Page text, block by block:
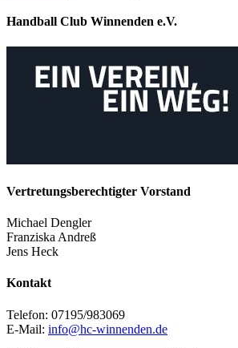
Handball Club Winnenden e.V.
Vertretungsberechtigter Vorstand
Michael Dengler
Franziska Andreß
Jens Heck
Kontakt
Telefon: 07195/983069
E-Mail: info@hc-winnenden.de